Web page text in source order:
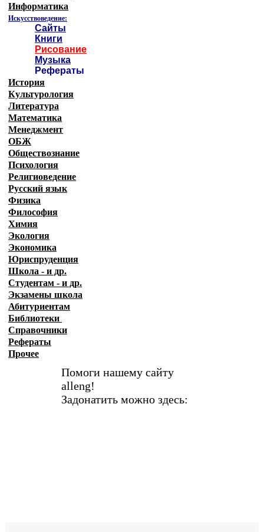
Информатика
Искусствоведение:
Сайты
Книги
Рисование
Музыка
Рефераты
История
Культурология
Литература
Математика
Менеджмент
ОБЖ
Обществознание
Психология
Религиоведение
Русский язык
Физика
Философия
Химия
Экология
Экономика
Юриспруденция
Школа - и др.
Студентам - и др.
Экзамены школа
Абитуриентам
Библиотеки
Справочники
Рефераты
Прочее
Помоги нашему сайту
alleng!
Задонатить можно здесь: